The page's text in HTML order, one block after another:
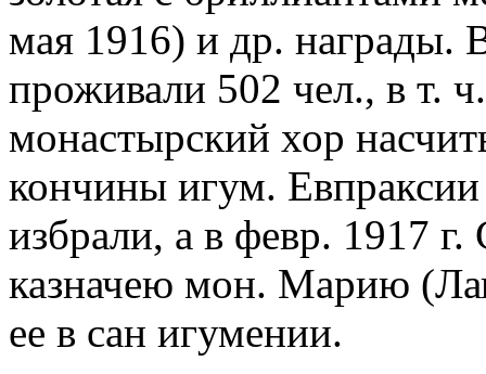
мая 1916) и др. награды.
проживали 502 чел., в т.
монастырский хор
кончины игум.
избрали, а в февр. 1917
казначею мон. Марию
ее в сан игумении.